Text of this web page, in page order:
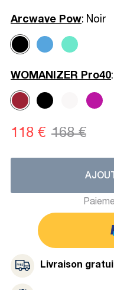
Arcwave Pow: Noir
WOMANIZER Pro40:
118 € 168 €
Livraison